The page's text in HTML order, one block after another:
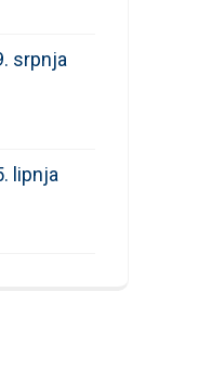
srpnja
lipnja